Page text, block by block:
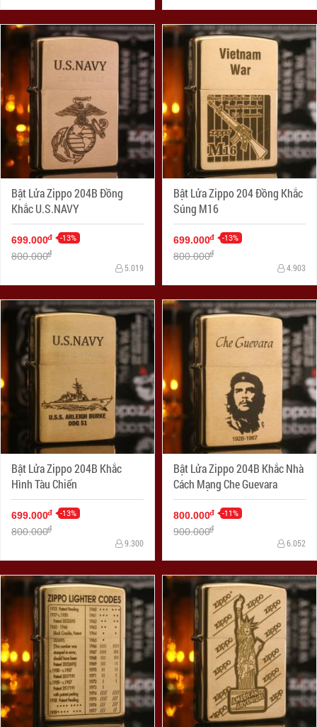
Bật Lửa Zippo 204B Đồng
Khắc U.S.NAVY
699.000đ -13%
800.000đ
5.019
Bật Lửa Zippo 204 Đồng Khắc
Súng M16
699.000đ -13%
800.000đ
4.903
Bật Lửa Zippo 204B Khắc
Hình Tàu Chiến
699.000đ -13%
800.000đ
9.300
Bật Lửa Zippo 204B Khắc Nhà
Cách Mạng Che Guevara
800.000đ -11%
900.000đ
6.052